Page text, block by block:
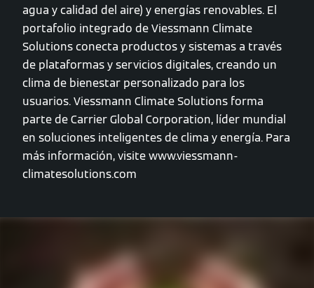
agua y calidad del aire) y energías renovables. El
portafolio integrado de Viessmann Climate
Solutions conecta productos y sistemas a través
de plataformas y servicios digitales, creando un
clima de bienestar personalizado para los
usuarios. Viessmann Climate Solutions forma
parte de Carrier Global Corporation, líder mundial
en soluciones inteligentes de clima y energía. Para
más información, visite www.viessmann-
climatesolutions.com